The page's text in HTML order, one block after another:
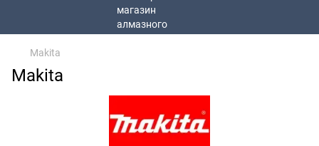
Makita
Makita